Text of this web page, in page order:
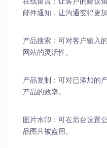
邮件通知，让沟通变得更加
产品搜索：可对客户输入
网站的灵活性。
产品复制：可对已添加的
产品的效率。
图片水印：可在后台设置
品图片被盗用。